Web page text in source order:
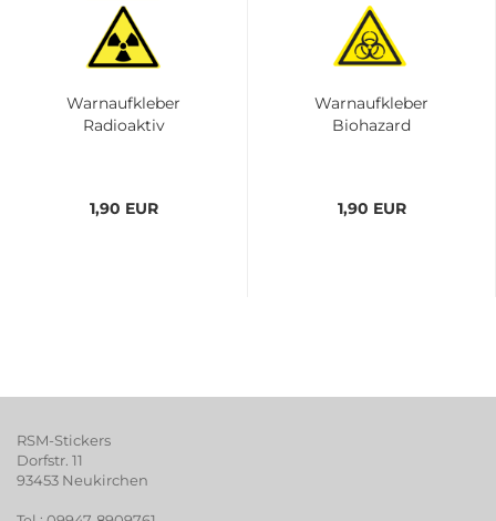
Warnaufkleber
Radioaktiv
1,90 EUR
Warnaufkleber
Biohazard
1,90 EUR
RSM-Stickers
Dorfstr. 11
93453 Neukirchen